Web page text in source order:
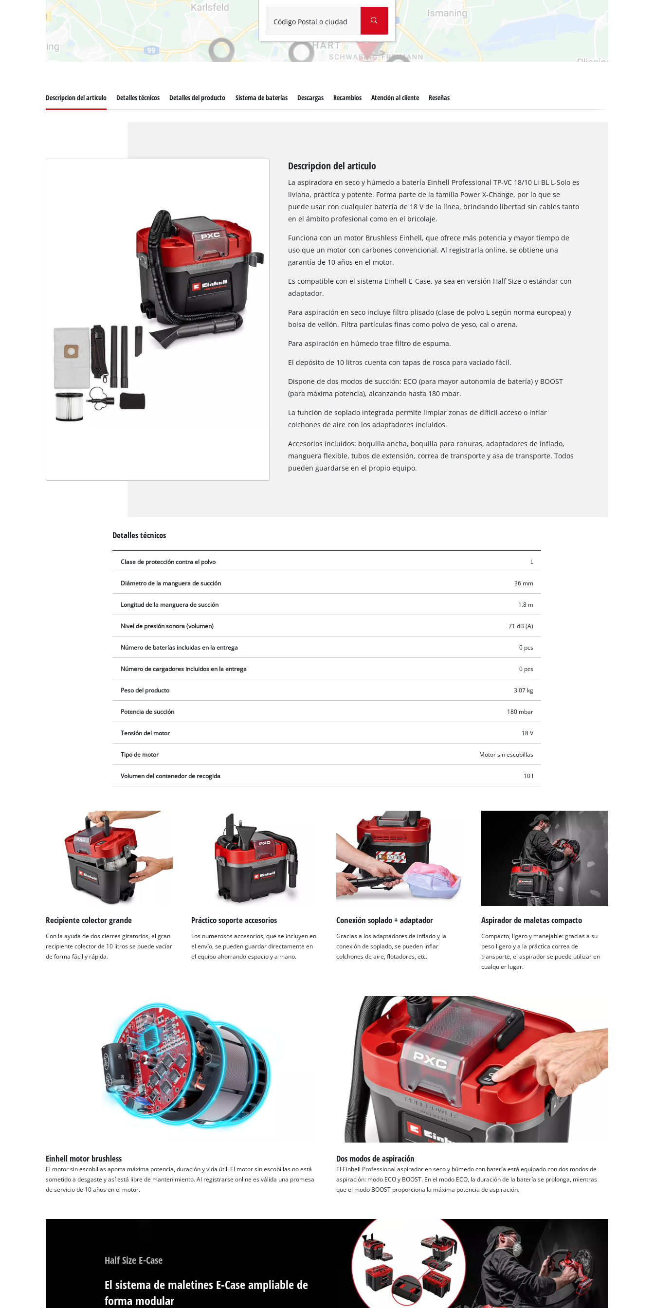
Aspirador de materiales húmedos y secos
Aspiradoras para cenizas
Más herramientas de limpieza
Hidrolavadoras
Código Postal o ciudad
This content is not permitted to load due
visitor. The website owner needs to setup
to the list of technologies used.
Descripcion del articulo Detalles técnicos Detalles del producto Sistema de baterías Descargas Recambios Atención al cliente Reseñas
Descripcion del articulo
La aspiradora en seco y húmedo a batería Einhell Professional TP-VC 18/10 Li BL L-Solo es
liviana, práctica y potente. Forma parte de la familia Power X-Change, por lo que se
puede usar con cualquier batería de 18 V de la línea, brindando libertad sin cables tanto
en el ámbito profesional como en el bricolaje.
Funciona con un motor Brushless Einhell, que ofrece más potencia y mayor tiempo de
uso que un motor con carbones convencional. Al registrarla online, se obtiene una
garantía de 10 años en el motor.
Es compatible con el sistema Einhell E-Case, ya sea en versión Half Size o estándar con
adaptador.
Para aspiración en seco incluye filtro plisado (clase de polvo L según norma europea) y
bolsa de vellón. Filtra partículas finas como polvo de yeso, cal o arena.
Para aspiración en húmedo trae filtro de espuma.
El depósito de 10 litros cuenta con tapas de rosca para vaciado fácil.
Dispone de dos modos de succión: ECO (para mayor autonomía de batería) y BOOST
(para máxima potencia), alcanzando hasta 180 mbar.
La función de soplado integrada permite limpiar zonas de difícil acceso o inflar
colchones de aire con los adaptadores incluidos.
Accesorios incluidos: boquilla ancha, boquilla para ranuras, adaptadores de inflado,
manguera flexible, tubos de extensión, correa de transporte y asa de transporte. Todos
pueden guardarse en el propio equipo.
Detalles técnicos
Clase de protección contra el polvo L
Diámetro de la manguera de succión 36 mm
Longitud de la manguera de succión 1.8 m
Nivel de presión sonora (volumen) 71 dB (A)
Número de baterías incluidas en la entrega 0 pcs
Número de cargadores incluidos en la entrega 0 pcs
Peso del producto 3.07 kg
Potencia de succión 180 mbar
Tensión del motor 18 V
Tipo de motor Motor sin escobillas
Volumen del contenedor de recogida 10 l
Recipiente colector grande
Con la ayuda de dos cierres giratorios, el gran
recipiente colector de 10 litros se puede vaciar
de forma fácil y rápida.
Práctico soporte accesorios
Los numerosos accesorios, que se incluyen en
el envío, se pueden guardar directamente en
el equipo ahorrando espacio y a mano.
Conexión soplado + adaptador
Gracias a los adaptadores de inflado y la
conexión de soplado, se pueden inflar
colchones de aire, flotadores, etc.
Aspirador de maletas compacto
Compacto, ligero y manejable: gracias a su
peso ligero y a la práctica correa de
transporte, el aspirador se puede utilizar en
cualquier lugar.
Einhell motor brushless
El motor sin escobillas aporta máxima potencia, duración y vida útil. El motor sin escobillas no está
sometido a desgaste y así está libre de mantenimiento. Al registrarse online es válida una promesa
de servicio de 10 años en el motor.
Dos modos de aspiración
El Einhell Professional aspirador en seco y húmedo con batería está equipado con dos modos de
aspiración: modo ECO y BOOST. En el modo ECO, la duración de la batería se prolonga, mientras
que el modo BOOST proporciona la máxima potencia de aspiración.
Half Size E-Case
El sistema de maletines E-Case ampliable de
forma modular